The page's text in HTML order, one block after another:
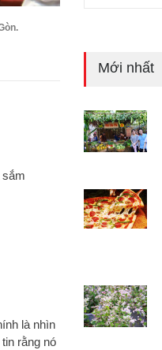
sắm
là nhìn
rằng nó
Mới nhất